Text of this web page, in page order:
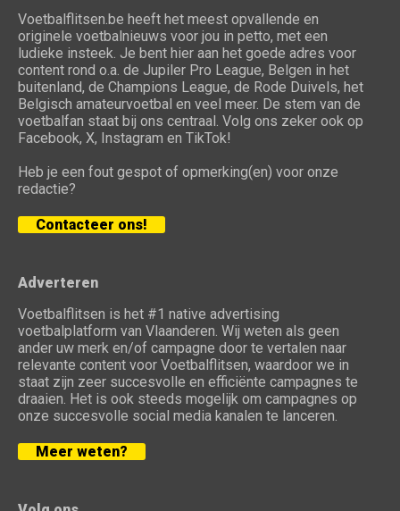
Voetbalflitsen.be heeft het meest opvallende en
originele voetbalnieuws voor jou in petto, met een
ludieke insteek. Je bent hier aan het goede adres voor
content rond o.a. de Jupiler Pro League, Belgen in het
buitenland, de Champions League, de Rode Duivels, het
Belgisch amateurvoetbal en veel meer. De stem van de
voetbalfan staat bij ons centraal. Volg ons zeker ook op
Facebook, X, Instagram en TikTok!
Heb je een fout gespot of opmerking(en) voor onze
redactie?
Contacteer ons!
Adverteren
Voetbalflitsen is het #1 native advertising
voetbalplatform van Vlaanderen. Wij weten als geen
ander uw merk en/of campagne door te vertalen naar
relevante content voor Voetbalflitsen, waardoor we in
staat zijn zeer succesvolle en efficiënte campagnes te
draaien. Het is ook steeds mogelijk om campagnes op
onze succesvolle social media kanalen te lanceren.
Meer weten?